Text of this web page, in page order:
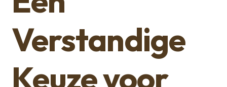
Verstandige
Keuze voor